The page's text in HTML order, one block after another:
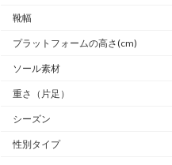
靴幅
プラットフォームの高さ(cm)
ソール素材
重さ （片足）
シーズン
性別タイプ